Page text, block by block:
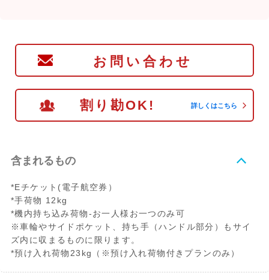
お問い合わせ
割り勘OK! 詳しくはこちら
含まれるもの
*Eチケット(電子航空券）
*手荷物 12kg
*機内持ち込み荷物-お一人様お一つのみ可
※車輪やサイドポケット、持ち手（ハンドル部分）もサイ
ズ内に収まるものに限ります。
*預け入れ荷物23kg（※預け入れ荷物付きプランのみ）